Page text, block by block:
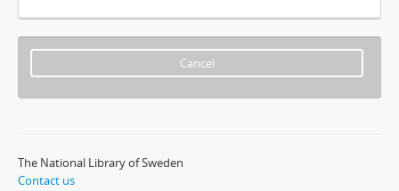
Cancel
The National Library of Sweden
Contact us